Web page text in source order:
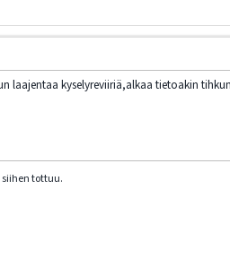
laajentaa kyselyreviiriä,alkaa tietoakin
tottuu.